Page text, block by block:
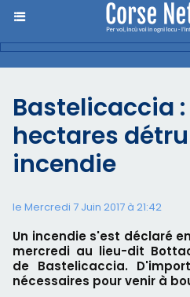
Bastelicaccia
hectares
incendie
le Mercredi 7 Juin 2017 à 21:42
Un incendie s'est déclaré
mercredi au lieu-dit
de Bastelicaccia.
nécessaires pour venir à